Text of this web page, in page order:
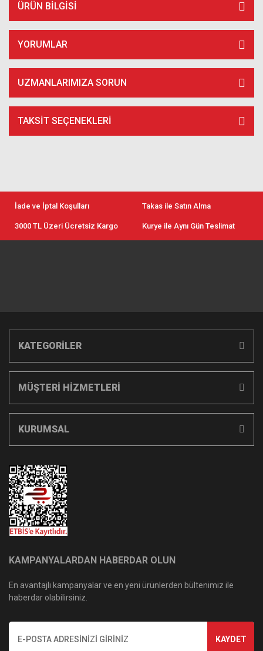
ÜRÜN BILGISI
YORUMLAR
UZMANLARIMIZA SORUN
TAKSIT SEÇENEKLERI
İade ve İptal Koşulları Takas ile Satın Alma
3000 TL Üzeri Ücretsiz Kargo Kurye ile Aynı Gün Teslimat
KATEGORİLER
MÜŞTERİ HİZMETLERİ
KURUMSAL
KAMPANYALARDAN HABERDAR OLUN
En avantajlı kampanyalar ve en yeni ürünlerden bültenimiz ile
haberdar olabilirsiniz.
KAYDET